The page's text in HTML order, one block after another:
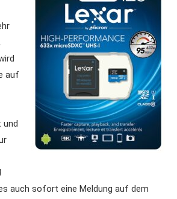
auf
und
auch sofort eine Meldung auf dem